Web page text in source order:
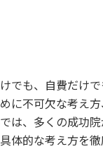
けでも、自費だけ
に不可欠な考え
は、多くの成功
体的な考え方を徹